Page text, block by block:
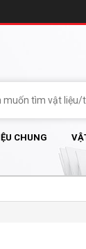
CHUNG